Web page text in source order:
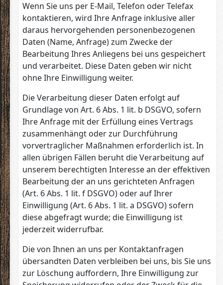
Wenn Sie uns per E-Mail, Telefon oder Telefax
kontaktieren, wird Ihre Anfrage inklusive aller
daraus hervorgehenden personenbezogenen
Daten (Name, Anfrage) zum Zwecke der
Bearbeitung Ihres Anliegens bei uns gespeichert
und verarbeitet. Diese Daten geben wir nicht
ohne Ihre Einwilligung weiter.
Die Verarbeitung dieser Daten erfolgt auf
Grundlage von Art. 6 Abs. 1 lit. b DSGVO, sofern
Ihre Anfrage mit der Erfüllung eines Vertrags
zusammenhängt oder zur Durchführung
vorvertraglicher Maßnahmen erforderlich ist. In
allen übrigen Fällen beruht die Verarbeitung auf
unserem berechtigten Interesse an der effektiven
Bearbeitung der an uns gerichteten Anfragen
(Art. 6 Abs. 1 lit. f DSGVO) oder auf Ihrer
Einwilligung (Art. 6 Abs. 1 lit. a DSGVO) sofern
diese abgefragt wurde; die Einwilligung ist
jederzeit widerrufbar.
Die von Ihnen an uns per Kontaktanfragen
übersandten Daten verbleiben bei uns, bis Sie uns
zur Löschung auffordern, Ihre Einwilligung zur